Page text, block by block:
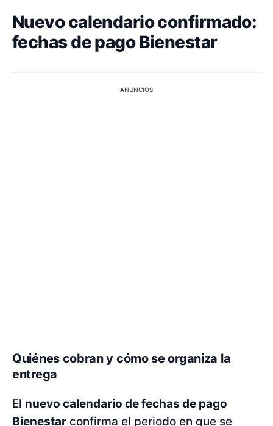
Nuevo calendario confirmado:
fechas de pago Bienestar
ANÚNCIOS
Quiénes cobran y cómo se organiza la
entrega
El nuevo calendario de fechas de pago
Bienestar confirma el periodo en que se